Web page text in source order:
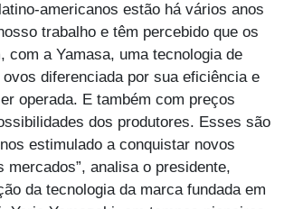
americanos estão há vários anos
trabalho e têm percebido que os
com a Yamasa, uma tecnologia de
diferenciada por sua eficiência e
operada. E também com preços
dos produtores. Esses são
estimulado a conquistar novos
mercados”, analisa o presidente,
da tecnologia da marca fundada em